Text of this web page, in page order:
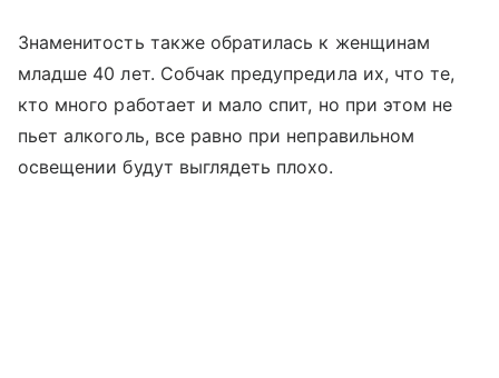
Знаменитость также обратилась к женщинам
младше 40 лет. Собчак предупредила их, что те,
кто много работает и мало спит, но при этом не
пьет алкоголь, все равно при неправильном
освещении будут выглядеть плохо.